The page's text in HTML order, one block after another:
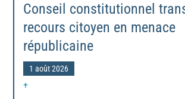
Conseil constitutionnel
recours citoyen en menace
républicaine
1 août 2026
+